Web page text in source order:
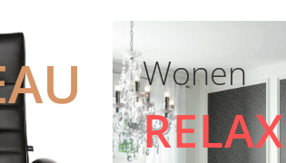
Wonen
RELAX